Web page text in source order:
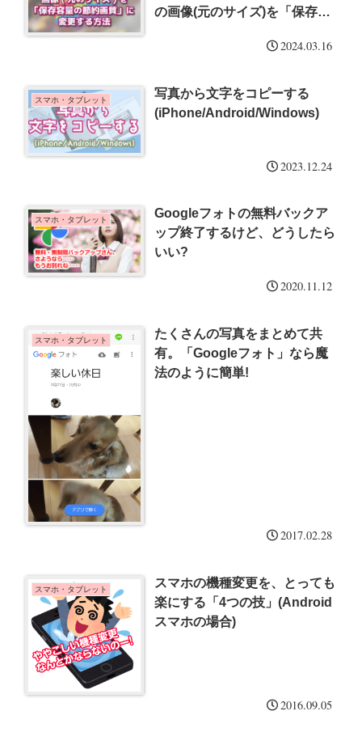
の画像(元のサイズ)を「保存容
2024.03.16
スマホ・タブレット
写真から文字をコピーする
(iPhone/Android/Windows)
2023.12.24
スマホ・タブレット
Googleフォトの無料バックア
ップ終了するけど、どうしたら
いい?
2020.11.12
スマホ・タブレット
たくさんの写真をまとめて共
有。「Googleフォト」なら魔
法のように簡単!
2017.02.28
スマホ・タブレット
スマホの機種変更を、とっても
楽にする「4つの技」(Android
スマホの場合)
2016.09.05